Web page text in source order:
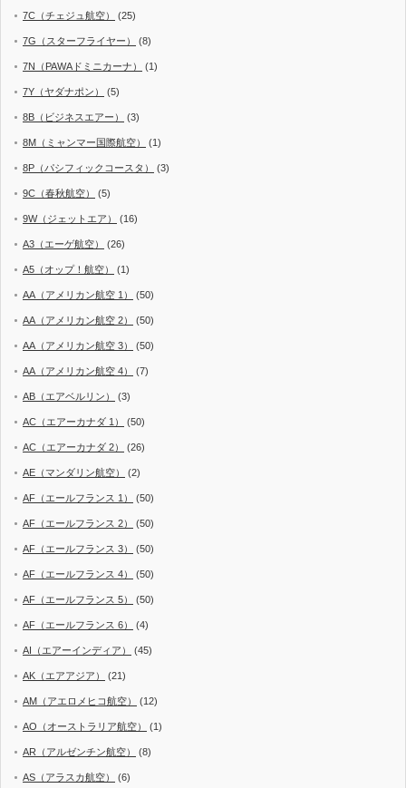
7C（チェジュ航空） (25)
7G（スターフライヤー） (8)
7N（PAWAドミニカーナ） (1)
7Y（ヤダナポン） (5)
8B（ビジネスエアー） (3)
8M（ミャンマー国際航空） (1)
8P（パシフィックコースタ） (3)
9C（春秋航空） (5)
9W（ジェットエア） (16)
A3（エーゲ航空） (26)
A5（オップ！航空） (1)
AA（アメリカン航空 1） (50)
AA（アメリカン航空 2） (50)
AA（アメリカン航空 3） (50)
AA（アメリカン航空 4） (7)
AB（エアベルリン） (3)
AC（エアーカナダ 1） (50)
AC（エアーカナダ 2） (26)
AE（マンダリン航空） (2)
AF（エールフランス 1） (50)
AF（エールフランス 2） (50)
AF（エールフランス 3） (50)
AF（エールフランス 4） (50)
AF（エールフランス 5） (50)
AF（エールフランス 6） (4)
AI（エアーインディア） (45)
AK（エアアジア） (21)
AM（アエロメヒコ航空） (12)
AO（オーストラリア航空） (1)
AR（アルゼンチン航空） (8)
AS（アラスカ航空） (6)